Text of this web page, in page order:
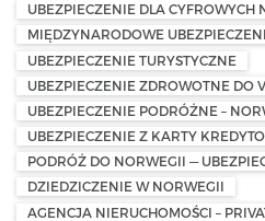
UBEZPIECZENIE DLA CYFROWYCH
MIĘDZYNARODOWE
UBEZPIECZENIE TURYSTYCZNE
UBEZPIECZENIE ZDROWOTNE DO
UBEZPIECZENIE PODRÓŻNE –
UBEZPIECZENIE Z KARTY
PODRÓŻ DO NORWEGII —
DZIEDZICZENIE W NORWEGII
AGENCJA NIERUCHOMOŚCI –